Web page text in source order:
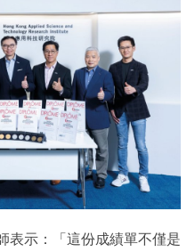
表示：「這份成績單不僅是